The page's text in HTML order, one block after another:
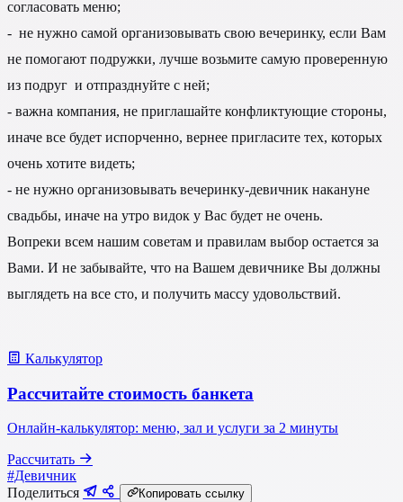
согласовать меню;
- не нужно самой организовывать свою вечеринку, если Вам
не помогают подружки, лучше возьмите самую проверенную
из подруг и отпразднуйте с ней;
- важна компания, не приглашайте конфликтующие стороны,
иначе все будет испорченно, вернее пригласите тех, которых
очень хотите видеть;
- не нужно организовывать вечеринку-девичник накануне
свадьбы, иначе на утро видок у Вас будет не очень.
Вопреки всем нашим советам и правилам выбор остается за
Вами. И не забывайте, что на Вашем девичнике Вы должны
выглядеть на все сто, и получить массу удовольствий.
Калькулятор
Рассчитайте стоимость банкета
Онлайн-калькулятор: меню, зал и услуги за 2 минуты
Рассчитать
#Девичник
Поделиться
Копировать ссылку